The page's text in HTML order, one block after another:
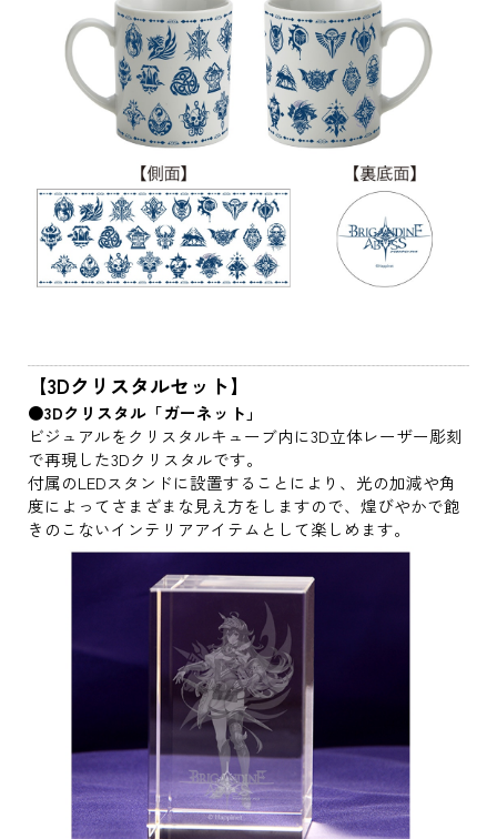
【3Dクリスタルセット】
●3Dクリスタル「ガーネット」
ビジュアルをクリスタルキューブ内に3D立体レーザー彫刻
で再現した3Dクリスタルです。
付属のLEDスタンドに設置することにより、光の加減や角
度によってさまざまな見え方をしますので、煌びやかで飽
きのこないインテリアアイテムとして楽しめます。